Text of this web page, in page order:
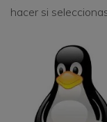
hacer si